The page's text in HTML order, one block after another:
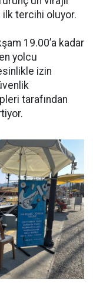
tercihi oluyor.
19.00’a kadar
yolcu
izin
tarafından